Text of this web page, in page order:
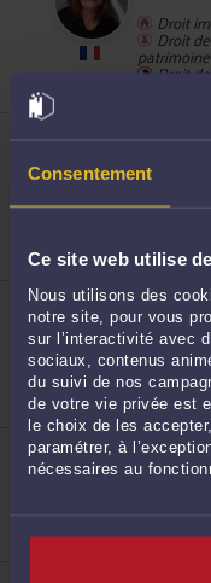
Consentement
Ce site web utilise
Nous utilisons des
notre site, pour vous
sur l’interactivité avec
sociaux, contenus
du suivi de nos
de votre vie privée est
le choix de les
paramétrer, à
nécessaires au
28
29
Droit
Droit
patrimoine
Droit
ME
121
ME
148 rue
Droit
patrimoine
Droit
Droit
ME
54 rue
Droit
Droit